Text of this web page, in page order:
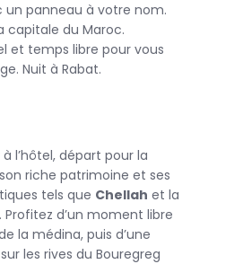
Maroc, avec sa médina classée
l’UNESCO, ses souks animés et
Chaque ruelle raconte un pan de
une immersion totale dans
la célèbre place Jemaa el-Fna,
jardins luxuriants créent un
vous dans les souks colorés,
et laissez-vous envoûter par
médina.
du Marocallie
panneau à votre nom.
capitale du Maroc.
et temps libre pour vous
Nuit à Rabat.
l’hôtel, départ pour la
riche patrimoine et ses
tels que Chellah et la
. Profitez d’un moment libre
la médina, puis d’une
sur les rives du Bouregreg